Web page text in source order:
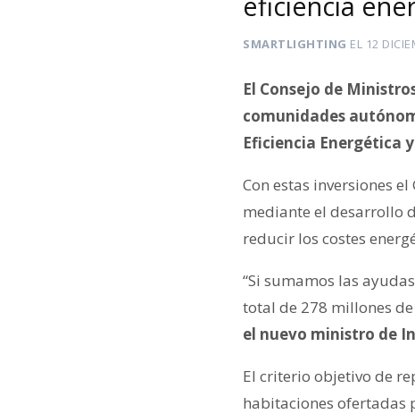
SMARTLIGHTING EL 12
El Consejo de
comunidades
Eficiencia Energética
Con estas inversiones
mediante el desarrollo
reducir los costes
“Si sumamos las
total de 278 millones
el nuevo ministro de
El criterio objetivo de
habitaciones ofertadas